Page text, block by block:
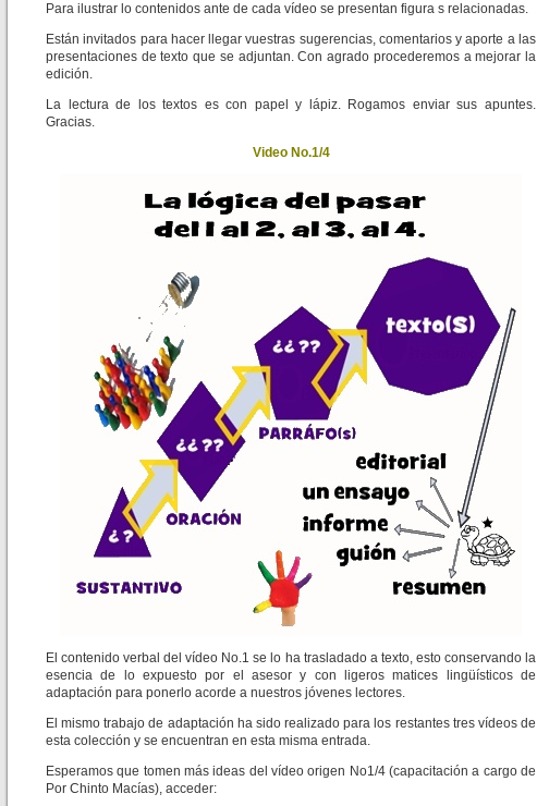
Para ilustrar lo contenidos ante de cada vídeo se presentan figura s relacionadas.
Están invitados para hacer llegar vuestras sugerencias, comentarios y aporte a las
presentaciones de texto que se adjuntan. Con agrado procederemos a mejorar la
edición.
La lectura de los textos es con papel y lápiz. Rogamos enviar sus apuntes.
Gracias.
Video No.1/4
El contenido verbal del vídeo No.1 se lo ha trasladado a texto, esto conservando la
esencia de lo expuesto por el asesor y con ligeros matices lingüísticos de
adaptación para ponerlo acorde a nuestros jóvenes lectores.
El mismo trabajo de adaptación ha sido realizado para los restantes tres vídeos de
esta colección y se encuentran en esta misma entrada.
Esperamos que tomen más ideas del vídeo origen No1/4 (capacitación a cargo de
Por Chinto Macías), acceder: